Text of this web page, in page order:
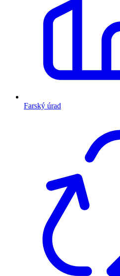
Farský úrad